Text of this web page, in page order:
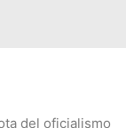
del oficialismo